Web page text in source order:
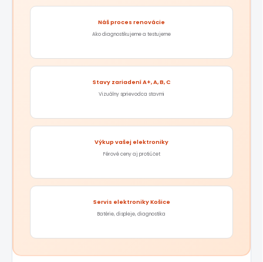
Náš proces renovácie
Ako diagnostikujeme a testujeme
Stavy zariadení A+, A, B, C
Vizuálny sprievodca stavmi
Výkup vašej elektroniky
Férové ceny aj protiúčet
Servis elektroniky Košice
Batérie, displeje, diagnostika